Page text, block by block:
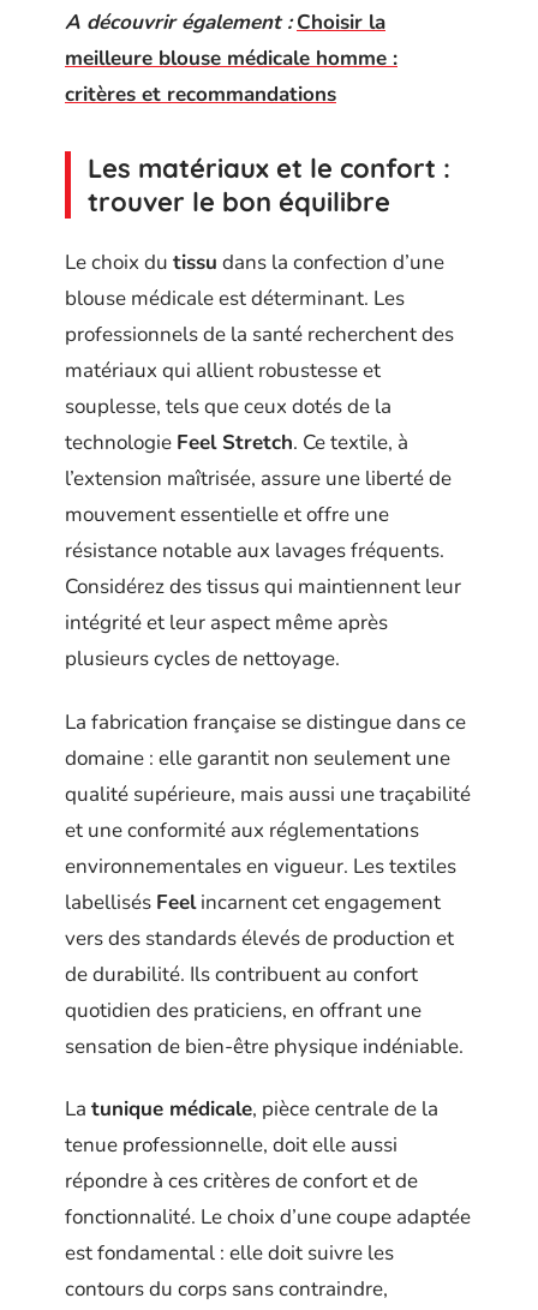
A découvrir également : Choisir la
meilleure blouse médicale homme :
critères et recommandations
Les matériaux et le confort :
trouver le bon équilibre
Le choix du tissu dans la confection d’une
blouse médicale est déterminant. Les
professionnels de la santé recherchent des
matériaux qui allient robustesse et
souplesse, tels que ceux dotés de la
technologie Feel Stretch. Ce textile, à
l’extension maîtrisée, assure une liberté de
mouvement essentielle et offre une
résistance notable aux lavages fréquents.
Considérez des tissus qui maintiennent leur
intégrité et leur aspect même après
plusieurs cycles de nettoyage.
La fabrication française se distingue dans ce
domaine : elle garantit non seulement une
qualité supérieure, mais aussi une traçabilité
et une conformité aux réglementations
environnementales en vigueur. Les textiles
labellisés Feelincarnent cet engagement
vers des standards élevés de production et
de durabilité. Ils contribuent au confort
quotidien des praticiens, en offrant une
sensation de bien-être physique indéniable.
La tunique médicale, pièce centrale de la
tenue professionnelle, doit elle aussi
répondre à ces critères de confort et de
fonctionnalité. Le choix d’une coupe adaptée
est fondamental : elle doit suivre les
contours du corps sans contraindre,